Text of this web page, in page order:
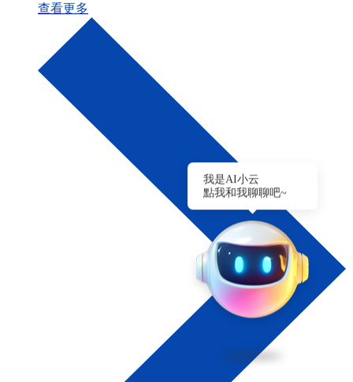
查看更多
我是AI小云
點我和我聊聊吧~